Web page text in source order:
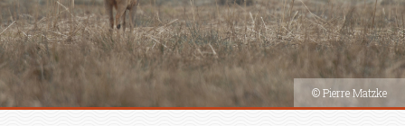
© Pierre Matzke